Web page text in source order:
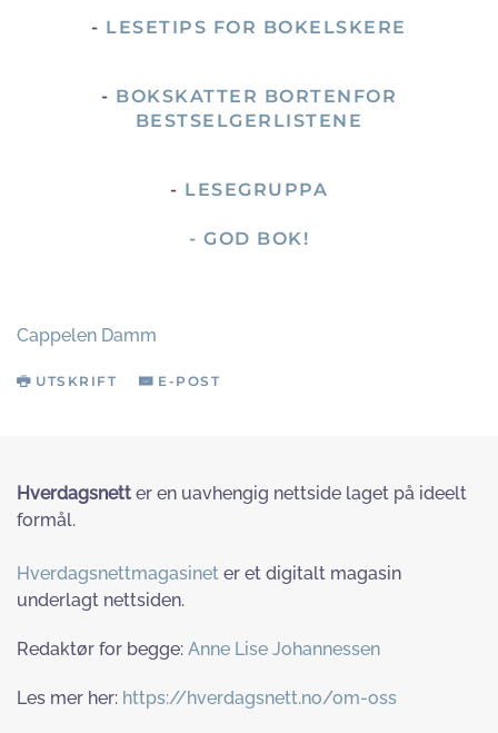
- LESETIPS FOR BOKELSKERE
- BOKSKATTER BORTENFOR
BESTSELGERLISTENE
- LESEGRUPPA
- GOD BOK!
Cappelen Damm
UTSKRIFT E-POST
Hverdagsnett er en uavhengig nettside laget på ideelt
formål.
Hverdagsnettmagasinet er et digitalt magasin
underlagt nettsiden.
Redaktør for begge: Anne Lise Johannessen
Les mer her: https://hverdagsnett.no/om-oss